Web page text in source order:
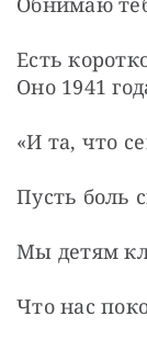
Есть
Оно 1941
«И та, что
Пусть боль
Мы детям
Что нас